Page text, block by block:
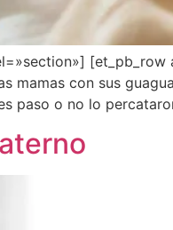
mamas con sus
paso o no lo